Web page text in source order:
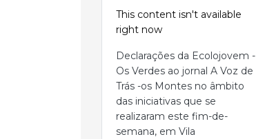
This content isn't available
right now
Declarações da Ecolojovem -
Os Verdes ao jornal A Voz de
Trás -os Montes no âmbito
das iniciativas que se
realizaram este fim-de-
semana, em Vila